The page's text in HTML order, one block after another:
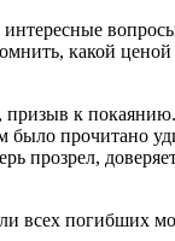
какой
к
прочитано
прозрел,
всех погибших